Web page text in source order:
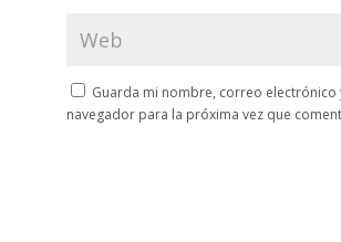
Guarda mi nombre, correo electrónico
navegador para la próxima vez que